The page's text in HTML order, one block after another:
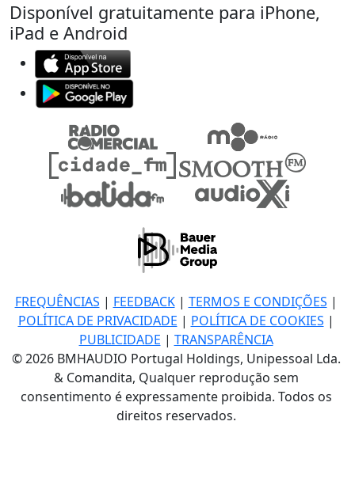
Disponível gratuitamente para iPhone,
iPad e Android
FREQUÊNCIAS | FEEDBACK| TERMOS E CONDIÇÕES |
POLÍTICA DE PRIVACIDADE | POLÍTICA DE COOKIES |
PUBLICIDADE | TRANSPARÊNCIA
© 2026 BMHAUDIO Portugal Holdings, Unipessoal Lda.
& Comandita, Qualquer reprodução sem
consentimento é expressamente proibida. Todos os
direitos reservados.